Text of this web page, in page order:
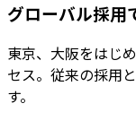
グローバル採用
東京、大阪をはじ
セス。従来の採用
す。